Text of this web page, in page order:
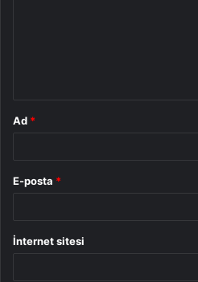
Ad *
E-posta *
İnternet sitesi